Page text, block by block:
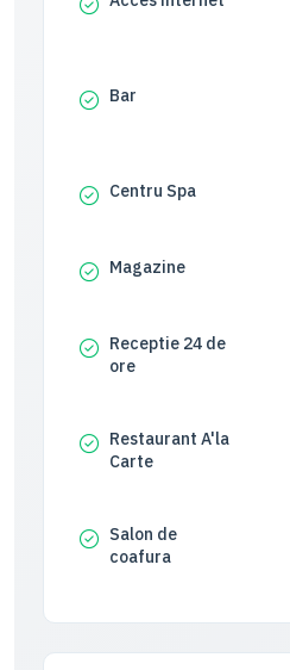
Bar
Centru Spa
Magazine
Receptie 24 de
ore
Restaurant A'la
Carte
Salon de
coafura